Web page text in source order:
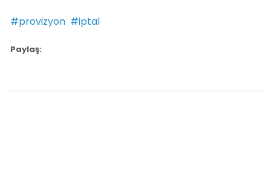
#provizyon #iptal
Paylaş: